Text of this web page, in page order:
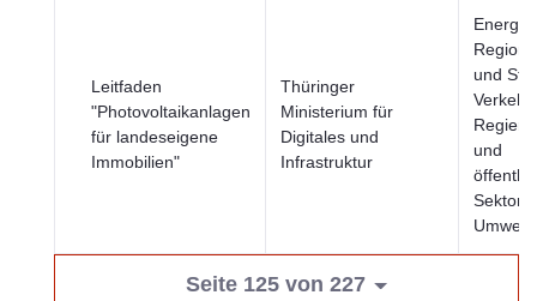
Leitfaden
"Photovoltaikanlagen
für landeseigene
Immobilien"
Thüringer
Ministerium für
Digitales und
Infrastruktur
Energie,
und
Verkehr,
und
Sektor,
Umwelt
Seite 125 von 227